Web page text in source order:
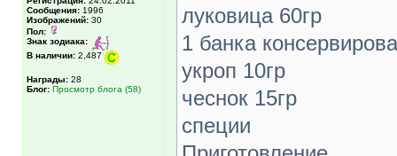
Сообщения: 1996
Изображений: 30
Пол:
Знак зодиака:
В наличии: 2,487
Награды: 28
Блог: Просмотр блога (58)
луковица 60гр
1 банка
укроп 10гр
чеснок 15гр
специи